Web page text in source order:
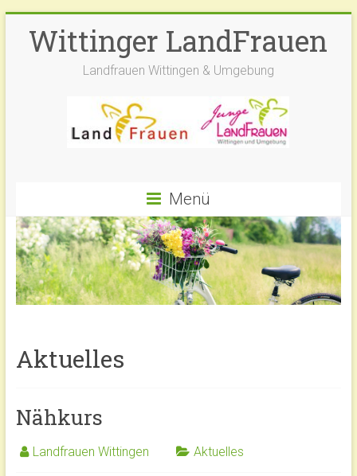
Inhalt
springen
Wittinger LandFrauen
Landfrauen Wittingen & Umgebung
Menü
Aktuelles
Nähkurs
Landfrauen Wittingen Aktuelles